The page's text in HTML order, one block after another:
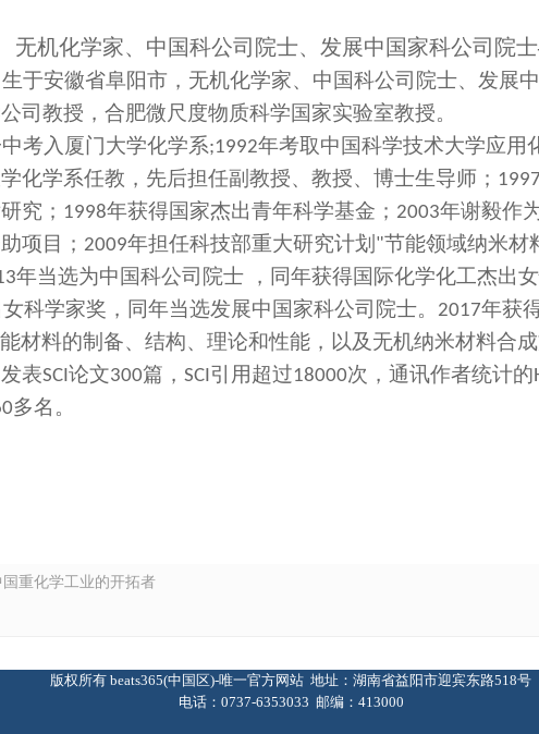
无机化学家、中国科公司院士、发展中国家科公司院士
于安徽省阜阳市，无机化学家、中国科公司院士、发展
司教授，合肥微尺度物质科学国家实验室教授。
考入厦门大学化学系;1992年考取中国科学技术大学应用
化学系任教，先后担任副教授、教授、博士生导师 ； 1997
究 ； 1998年获得国家杰出青年科学基金 ； 2003年谢毅作
项目
； 2009年担任科技部重大研究计划 "节能领域纳米材
年当选为中国科公司院士 ，同年获得国际化学化工杰出
科学家奖，同年当选发展中国家科公司院士。 2017年获
材料的制备、结构、理论和性能，以及无机纳米材料合
表SCI论文300篇， SCI引用超过18000次，通讯作者统计的
多名。
重化学工业的开拓者
版权所有 beats365(中国区)-唯一官方网站 地址：湖南省益阳市迎宾东路518号
电话：0737-6353033 邮编：413000